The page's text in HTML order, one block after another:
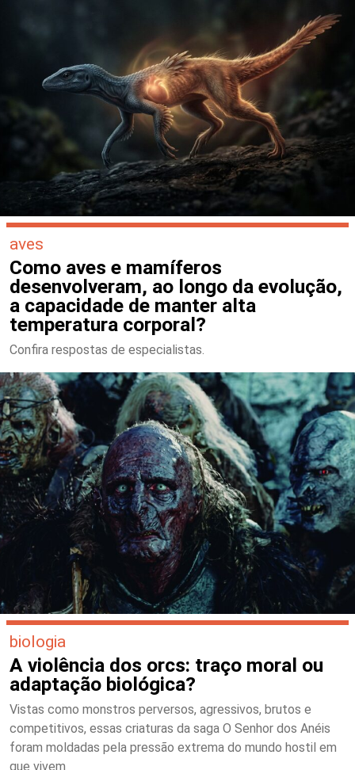
aves
Como aves e mamíferos
desenvolveram, ao longo da evolução,
a capacidade de manter alta
temperatura corporal?
Confira respostas de especialistas.
biologia
A violência dos orcs: traço moral ou
adaptação biológica?
Vistas como monstros perversos, agressivos, brutos e
competitivos, essas criaturas da saga O Senhor dos Anéis
foram moldadas pela pressão extrema do mundo hostil em
que vivem